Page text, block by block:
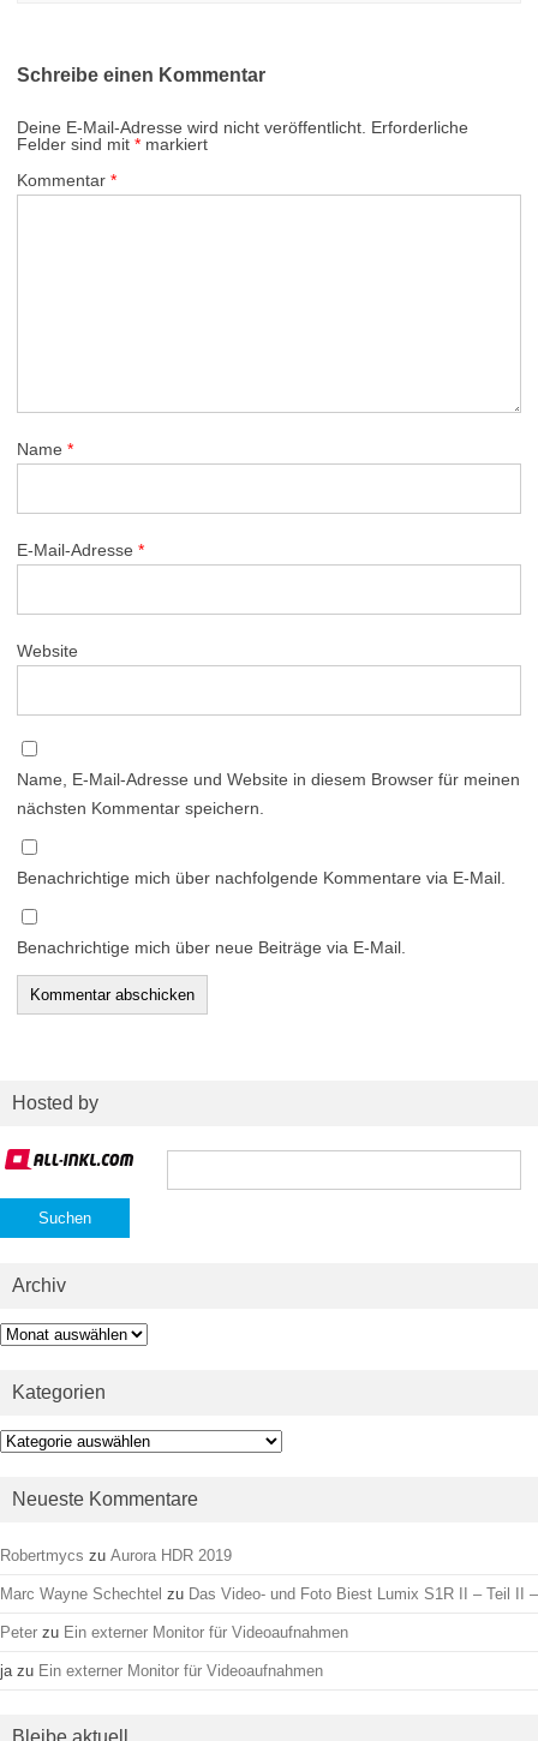
Schreibe einen Kommentar
Deine E-Mail-Adresse wird nicht veröffentlicht. Erforderliche
Felder sind mit * markiert
Kommentar *
Name *
E-Mail-Adresse *
Website
Name, E-Mail-Adresse und Website in diesem Browser für meinen
nächsten Kommentar speichern.
Benachrichtige mich über nachfolgende Kommentare via E-Mail.
Benachrichtige mich über neue Beiträge via E-Mail.
Hosted by
Suchen
Archiv
Archiv
Kategorien
Kategorien
Neueste Kommentare
Robertmycs zu Aurora HDR 2019
Marc Wayne Schechtel zu Das Video- und Foto Biest Lumix S1R II – Teil II –
Peter zu Ein externer Monitor für Videoaufnahmen
ja zu Ein externer Monitor für Videoaufnahmen
Bleibe aktuell